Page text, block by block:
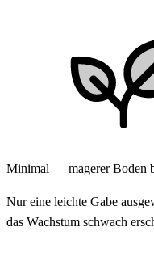
Minimal — magerer Boden
Nur eine leichte Gabe
das Wachstum schwach